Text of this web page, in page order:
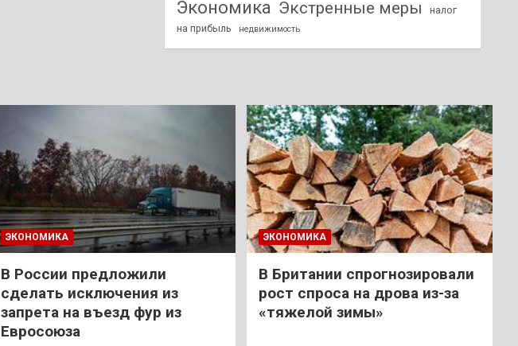
Экономика Экстренные меры
налог
на прибыль
недвижимость
ЭКОНОМИКА
В России предложили
сделать исключения из
запрета на въезд фур из
Евросоюза
ЭКОНОМИКА
В Британии спрогнозировали
рост спроса на дрова из-за
«тяжелой зимы»